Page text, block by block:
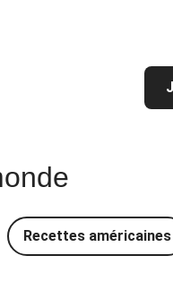
Recettes américaines